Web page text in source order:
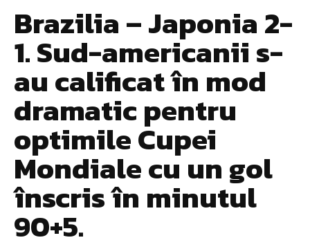
Brazilia – Japonia 2-
1. Sud-americanii s-
au calificat în mod
dramatic pentru
optimile Cupei
Mondiale cu un gol
înscris în minutul
90+5.